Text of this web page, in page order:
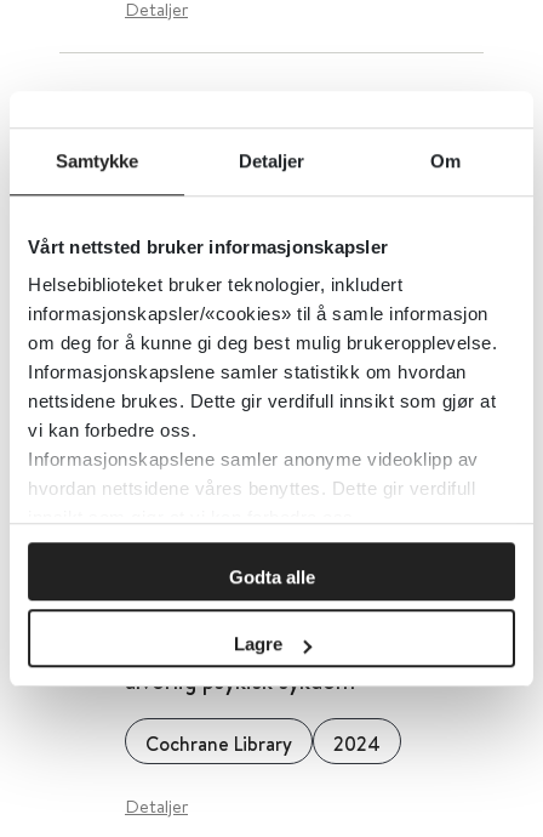
Samtykke Detaljer Om
Vårt nettsted bruker informasjonskapsler
Helsebiblioteket bruker teknologier, inkludert
informasjonskapsler/«cookies» til å samle informasjon
om deg for å kunne gi deg best mulig brukeropplevelse.
Informasjonskapslene samler statistikk om hvordan
nettsidene brukes. Dette gir verdifull innsikt som gjør at
vi kan forbedre oss.
Informasjonskapslene samler anonyme videoklipp av
hvordan nettsidene våres benyttes. Dette gir verdifull
Godta alle
Lagre
Detaljer
FOLKEHELSE – gratis tilgang til
pålitelig informasjon
Helsebiblioteket 2022
Detaljer
Samfunnstiltak for å forhindre
røyking blant unge
Cochrane Library 2011
Samhandling for personer med
alvorlig psykisk sykdom
Cochrane Library 2024
Detaljer